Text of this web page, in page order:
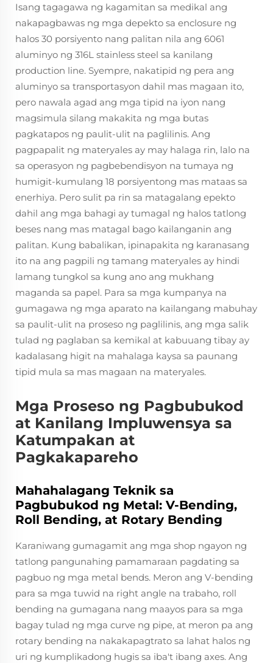
Isang tagagawa ng kagamitan sa medikal ang
nakapagbawas ng mga depekto sa enclosure ng
halos 30 porsiyento nang palitan nila ang 6061
aluminyo ng 316L stainless steel sa kanilang
production line. Syempre, nakatipid ng pera ang
aluminyo sa transportasyon dahil mas magaan ito,
pero nawala agad ang mga tipid na iyon nang
magsimula silang makakita ng mga butas
pagkatapos ng paulit-ulit na paglilinis. Ang
pagpapalit ng materyales ay may halaga rin, lalo na
sa operasyon ng pagbebendisyon na tumaya ng
humigit-kumulang 18 porsiyentong mas mataas sa
enerhiya. Pero sulit pa rin sa matagalang epekto
dahil ang mga bahagi ay tumagal ng halos tatlong
beses nang mas matagal bago kailanganin ang
palitan. Kung babalikan, ipinapakita ng karanasang
ito na ang pagpili ng tamang materyales ay hindi
lamang tungkol sa kung ano ang mukhang
maganda sa papel. Para sa mga kumpanya na
gumagawa ng mga aparato na kailangang mabuhay
sa paulit-ulit na proseso ng paglilinis, ang mga salik
tulad ng paglaban sa kemikal at kabuuang tibay ay
kadalasang higit na mahalaga kaysa sa paunang
tipid mula sa mas magaan na materyales.
Mga Proseso ng Pagbubukod
at Kanilang Impluwensya sa
Katumpakan at
Pagkakapareho
Mahahalagang Teknik sa
Pagbubukod ng Metal: V-Bending,
Roll Bending, at Rotary Bending
Karaniwang gumagamit ang mga shop ngayon ng
tatlong pangunahing pamamaraan pagdating sa
pagbuo ng mga metal bends. Meron ang V-bending
para sa mga tuwid na right angle na trabaho, roll
bending na gumagana nang maayos para sa mga
bagay tulad ng mga curve ng pipe, at meron pa ang
rotary bending na nakakapagtrato sa lahat halos ng
uri ng kumplikadong hugis sa iba't ibang axes. Ang